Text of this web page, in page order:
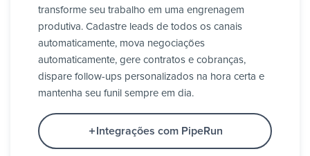
transforme seu trabalho em uma engrenagem
produtiva. Cadastre leads de todos os canais
automaticamente, mova negociações
automaticamente, gere contratos e cobranças,
dispare follow-ups personalizados na hora certa e
mantenha seu funil sempre em dia.
Integrações com PipeRun